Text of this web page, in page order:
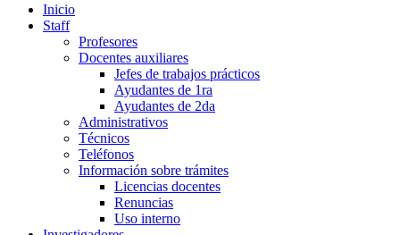
Inicio
Staff
Profesores
Docentes auxiliares
Jefes de trabajos prácticos
Ayudantes de 1ra
Ayudantes de 2da
Administrativos
Técnicos
Teléfonos
Información sobre trámites
Licencias docentes
Renuncias
Uso interno